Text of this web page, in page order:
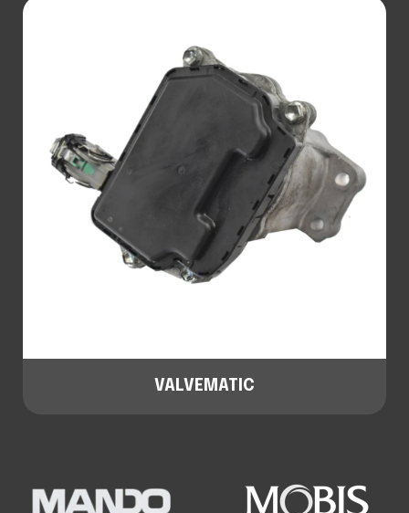
VALVEMATIC